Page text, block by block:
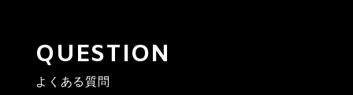
QUESTION
よくある質問